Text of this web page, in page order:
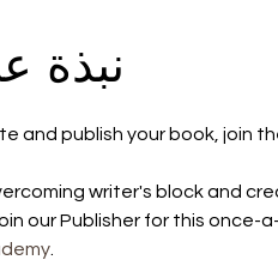
نبذة
and publish your book, join
writer's block and
our Publisher for this
.